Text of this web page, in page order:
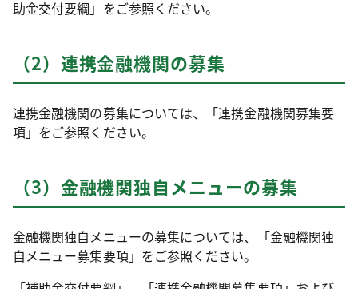
助金交付要綱」をご参照ください。
（2）連携金融機関の募集
連携金融機関の募集については、「連携金融機関募集要
項」をご参照ください。
（3）金融機関独自メニューの募集
金融機関独自メニューの募集については、「金融機関独
自メニュー募集要項」をご参照ください。